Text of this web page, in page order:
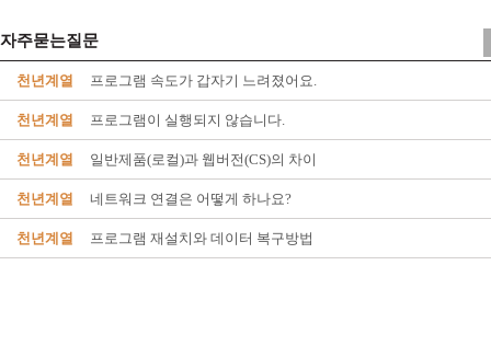
자주묻는질문
천년계열 프로그램 속도가 갑자기 느려졌어요.
천년계열 프로그램이 실행되지 않습니다.
천년계열 일반제품(로컬)과 웹버전(CS)의 차이
천년계열 네트워크 연결은 어떻게 하나요?
천년계열 프로그램 재설치와 데이터 복구방법